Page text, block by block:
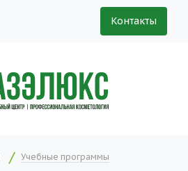
Контакты
Учебные программы